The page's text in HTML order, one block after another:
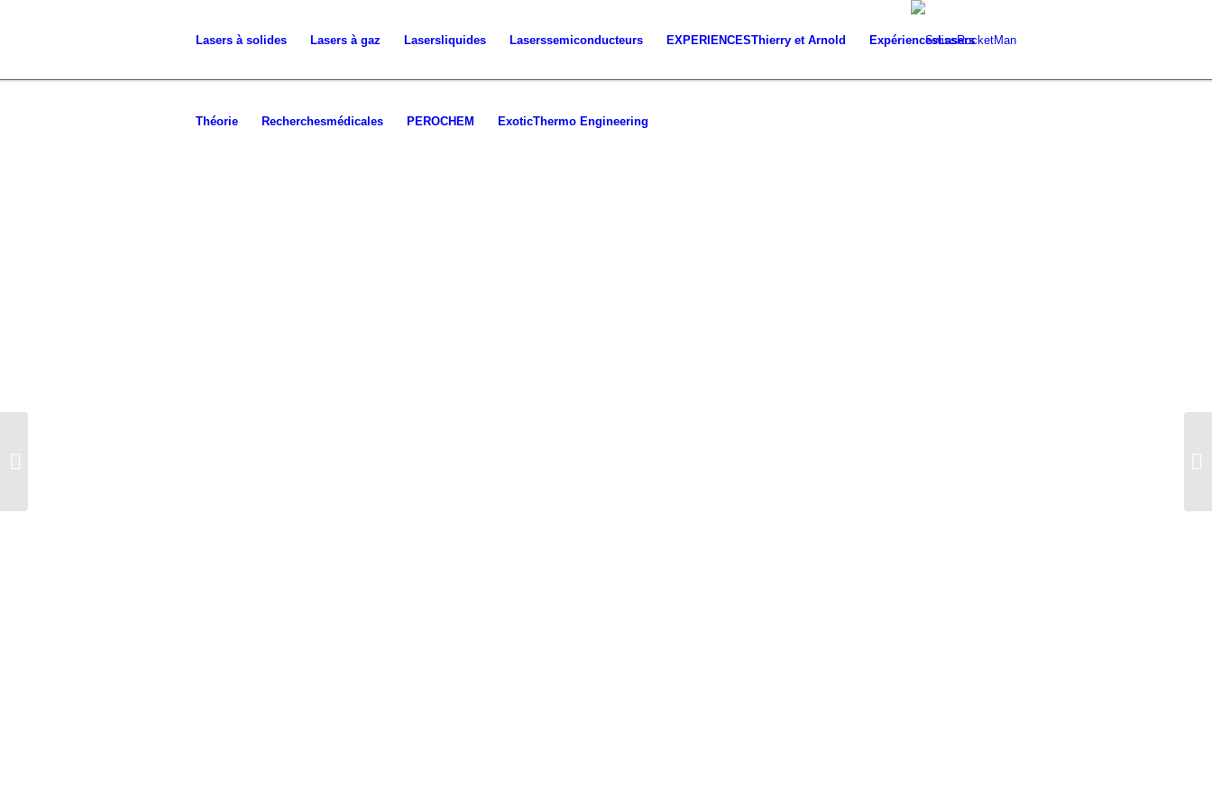
Lasers à solides Lasers à gaz Lasers liquides Laserssemiconducteurs EXPERIENCESThierry et Arnold ExpériencesLasers
Théorie Recherchesmédicales PEROCHEM ExoticThermo Engineering